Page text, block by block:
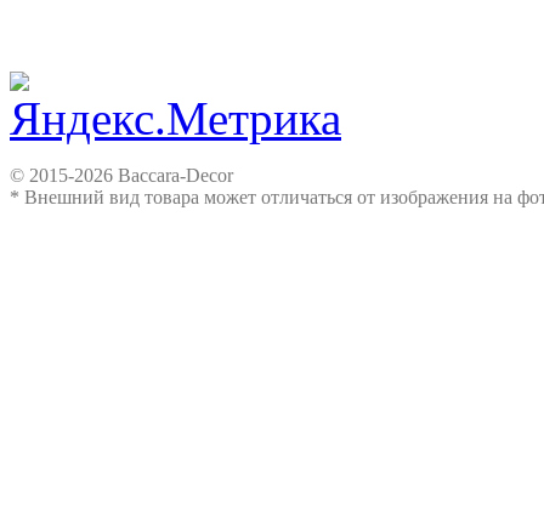
© 2015-2026 Baccara-Decor
* Внешний вид товара может отличаться от изображения на